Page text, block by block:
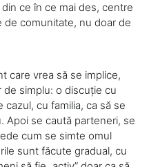
ce în ce mai des, centre
comunitate, nu doar de
care vrea să se implice,
simplu: o discuție cu
cu familia, ca să se
Apoi se caută parteneri, se
cum se simte omul
sunt făcute gradual, cu